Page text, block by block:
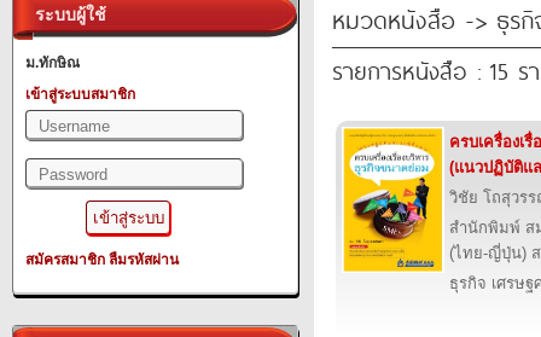
ระบบผู้ใช้
ม.ทักษิณ
เข้าสู่ระบบสมาชิก
สมัครสมาชิก ลืมรหัสผ่าน
หมวดหนังสือ -> ธุรกิ
รายการหนังสือ : 15 ร
ครบเครื่องเ
(แนวปฏิบัติแ
วิชัย โถสุวร
สำนักพิมพ์ ส
(ไทย-ญี่ปุ่น)
ธุรกิจ เศรษฐ